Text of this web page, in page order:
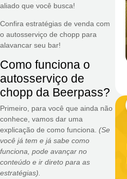
aliado que você busca!
Confira estratégias de venda com
o autosserviço de chopp para
alavancar seu bar!
Como funciona o
autosserviço de
chopp da Beerpass?
Primeiro, para você que ainda não
conhece, vamos dar uma
explicação de como funciona. (Se
você já tem e já sabe como
funciona, pode avançar no
conteúdo e ir direto para as
estratégias).